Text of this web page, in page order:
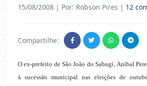
15/08/2008 | Por: Robson Pires | 12
Compartilhe:
O ex-prefeito de São João do Sabugí, Aníbal
à sucessão municipal nas eleições de